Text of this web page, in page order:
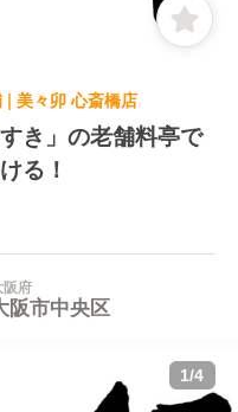
| 美々卯 心斎橋店
き」の老舗料亭で
る！
阪府
阪市中央区
1/4